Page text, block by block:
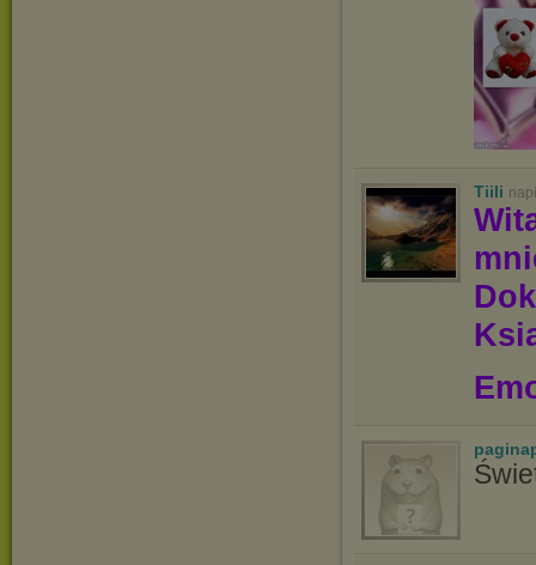
Tiili